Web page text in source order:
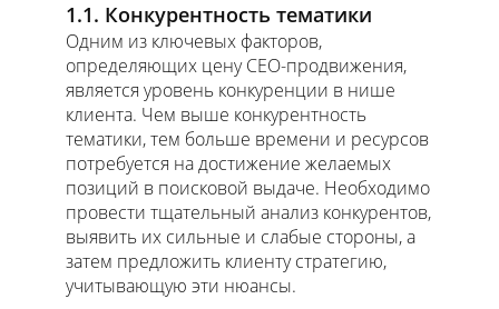
1.1. Конкурентность тематики
Одним из ключевых факторов,
определяющих цену СЕО-продвижения,
является уровень конкуренции в нише
клиента. Чем выше конкурентность
тематики, тем больше времени и ресурсов
потребуется на достижение желаемых
позиций в поисковой выдаче. Необходимо
провести тщательный анализ конкурентов,
выявить их сильные и слабые стороны, а
затем предложить клиенту стратегию,
учитывающую эти нюансы.